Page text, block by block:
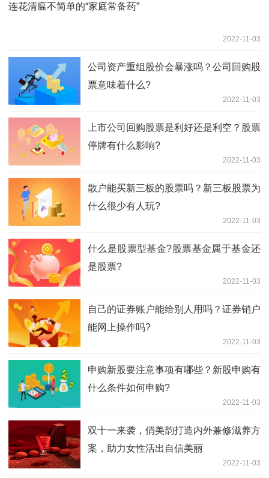
连花清瘟不简单的“家庭常备药”
2022-11-03
公司资产重组股价会暴涨吗？公司回购股
票意味着什么?
2022-11-03
上市公司回购股票是利好还是利空？股票
停牌有什么影响?
2022-11-03
散户能买新三板的股票吗？新三板股票为
什么很少有人玩?
2022-11-03
什么是股票型基金?股票基金属于基金还
是股票?
2022-11-03
自己的证券账户能给别人用吗？证券销户
能网上操作吗?
2022-11-03
申购新股要注意事项有哪些？新股申购有
什么条件如何申购?
2022-11-03
双十一来袭，俏美韵打造内外兼修滋养方
案，助力女性活出自信美丽
2022-11-03